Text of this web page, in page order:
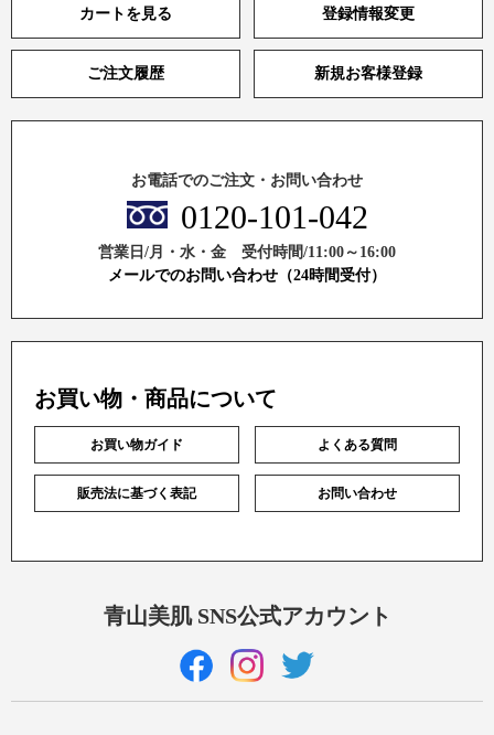
カートを見る 登録情報変更
ご注文履歴 新規お客様登録
お電話でのご注文・お問い合わせ
0120-101-042
営業日/月・水・金 受付時間/11:00～16:00
メールでのお問い合わせ（24時間受付）
お買い物・商品について
お買い物ガイド よくある質問
販売法に基づく表記 お問い合わせ
青山美肌 SNS公式アカウント